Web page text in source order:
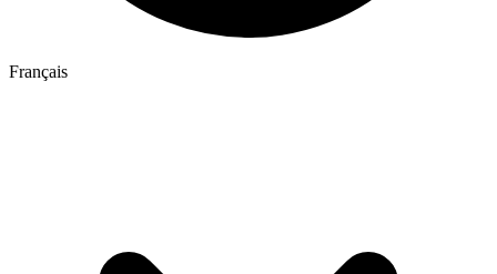
Français